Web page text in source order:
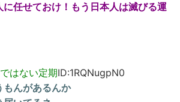
任せておけ！もう日本人は滅びる運
はない定期ID:1RQNugpN0
もんがあるんか